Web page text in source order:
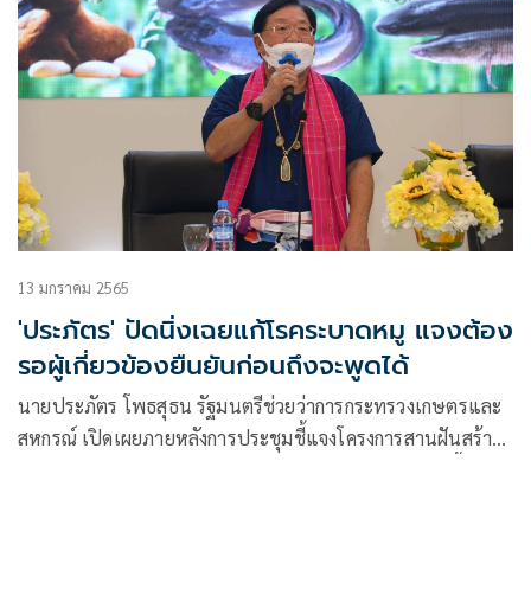
13 มกราคม 2565
'ประภัตร' ปัดนิ่งเฉยแก้โรคระบาดหมู แจงต้อง
รอผู้เกี่ยวข้องยืนยันก่อนถึงจะพูดได้
นายประภัตร โพธสุธน รัฐมนตรีช่วยว่าการกระทรวงเกษตรและ
สหกรณ์ เปิดเผยภายหลังการประชุมชี้แจงโครงการสานฝันสร้าง